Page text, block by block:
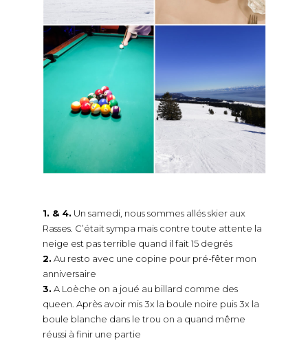
1. & 4. Un samedi, nous sommes allés skier aux
Rasses. C’était sympa mais contre toute attente la
neige est pas terrible quand il fait 15 degrés
2. Au resto avec une copine pour pré-fêter mon
anniversaire
3. A Loèche on a joué au billard comme des
queen. Après avoir mis 3x la boule noire puis 3x la
boule blanche dans le trou on a quand même
réussi à finir une partie